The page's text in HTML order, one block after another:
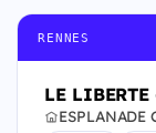
RENNES
LE LIBERTE
ESPLANADE